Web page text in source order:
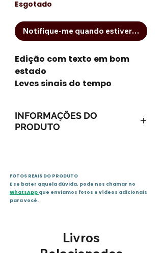
Esgotado
Notifique-me quando estiver
Edição com texto em bom
estado
Leves sinais do tempo
INFORMAÇÕES DO
PRODUTO
Idioma: português
Editora: FEESP
Sinopse
completo do Antigo e Novo
Testamentos, relacionados
FOTOS REAIS DO PRODUTO
E se bater aquela dúvida, pode nos chamar no
WhatsApp que enviamos fotos e vídeos adicionais
para você.
Livros